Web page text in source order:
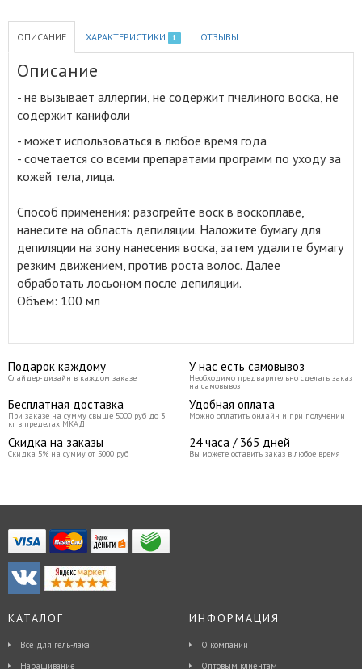
ОПИСАНИЕ ХАРАКТЕРИСТИКИ 1 ОТЗЫВЫ
Описание
- не вызывает аллергии, не содержит пчелиного воска, не
содержит канифоли
- может использоваться в любое время года
- сочетается со всеми препаратами программ по уходу за
кожей тела, лица.
Способ применения: разогрейте воск в воскоплаве,
нанесите на область депиляции. Наложите бумагу для
депиляции на зону нанесения воска, затем удалите бумагу
резким движением, против роста волос. Далее
обработать лосьоном после депиляции.
Объём: 100 мл
Подарок каждому
Слайдер-дизайн в каждом заказе
У нас есть самовывоз
Необходимо предварительно сделать заказ
на самовывоз
Бесплатная доставка
При заказе на сумму свыше 5000 руб до 3
кг в пределах МКАД
Удобная оплата
Можно оплатить онлайн и при получении
Скидка на заказы
Скидка 5% на сумму от 5000 руб
24 часа / 365 дней
Вы можете оставить заказ в любое время
КАТАЛОГ
Все для гель-лака
Наращивание
ИНФОРМАЦИЯ
О компании
Оптовым клиентам